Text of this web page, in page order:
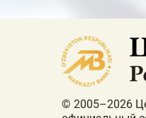
© 2005–2026